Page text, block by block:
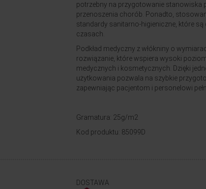
potrzebny na przygotowanie stanowiska
przenoszenia chorób. Ponadto,
standardy sanitarno-higieniczne, które
czasach.
Podkład medyczny z włókniny o
rozwiązanie, które wspiera wysoki
medycznych i kosmetycznych. Dzięki
użytkowania pozwala na szybkie
zapewniając pacjentom i personelowi
Gramatura: 25g/m2
Kod produktu: 85099D
DOSTAWA